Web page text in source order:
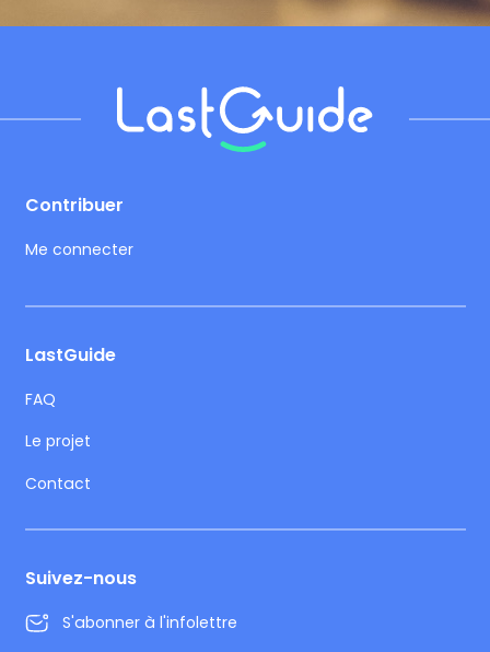
Contribuer
Me connecter
LastGuide
FAQ
Le projet
Contact
Suivez-nous
S'abonner à l'infolettre